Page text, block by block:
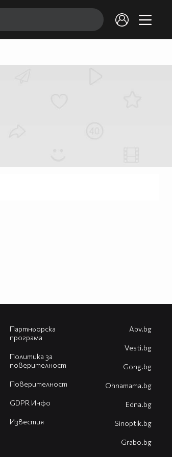
Партньорска
програма
Политика за
поверителност
Поверителност
GDPR Инфо
Известия
Abv.bg
Vesti.bg
Gong.bg
Оhnamama.bg
Edna.bg
Sinoptik.bg
Grabo.bg